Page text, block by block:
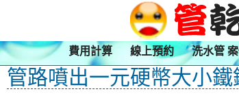
費用計算 線上預約 洗水管 案
管路噴出一元硬幣大小